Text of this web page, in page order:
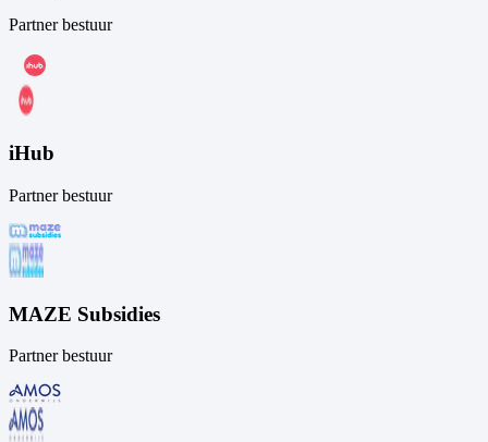
Partner bestuur
iHub
Partner bestuur
MAZE Subsidies
Partner bestuur